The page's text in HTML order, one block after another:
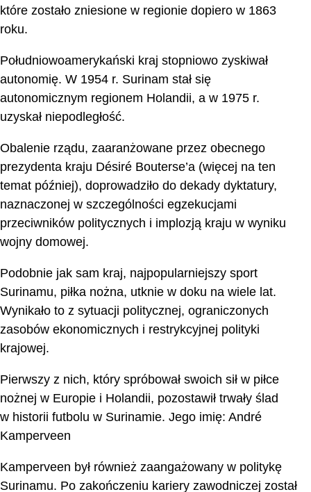
które zostało zniesione w regionie dopiero w 1863
roku.
Południowoamerykański kraj stopniowo zyskiwał
autonomię. W 1954 r. Surinam stał się
autonomicznym regionem Holandii, a w 1975 r.
uzyskał niepodległość.
Obalenie rządu, zaaranżowane przez obecnego
prezydenta kraju Désiré Bouterse’a (więcej na ten
temat później), doprowadziło do dekady dyktatury,
naznaczonej w szczególności egzekucjami
przeciwników politycznych i implozją kraju w wyniku
wojny domowej.
Podobnie jak sam kraj, najpopularniejszy sport
Surinamu, piłka nożna, utknie w doku na wiele lat.
Wynikało to z sytuacji politycznej, ograniczonych
zasobów ekonomicznych i restrykcyjnej polityki
krajowej.
Pierwszy z nich, który spróbował swoich sił w piłce
nożnej w Europie i Holandii, pozostawił trwały ślad
w historii futbolu w Surinamie. Jego imię: André
Kamperveen
Kamperveen był również zaangażowany w politykę
Surinamu. Po zakończeniu kariery zawodniczej został